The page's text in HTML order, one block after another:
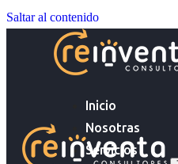
Saltar al contenido
Inicio
Nosotras
Servicios